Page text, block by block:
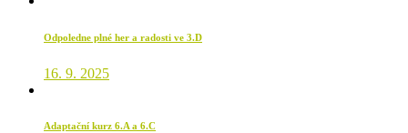
Odpoledne plné her a radosti ve 3.D
16. 9. 2025
Adaptační kurz 6.A a 6.C